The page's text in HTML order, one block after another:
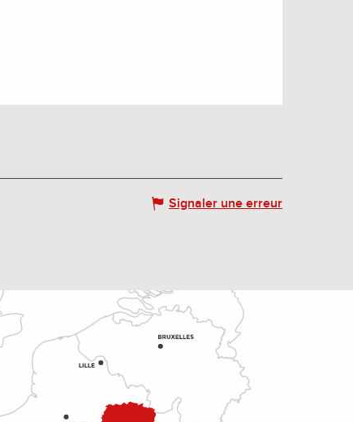
Signaler une erreur